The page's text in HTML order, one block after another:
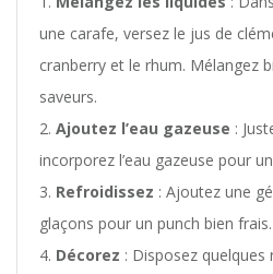
une carafe, versez le jus de
cranberry et le rhum. Mélangez
saveurs.
Ajoutez l’eau gazeuse :
incorporez l’eau gazeuse pour
Refroidissez : Ajoutez une
glaçons pour un punch bien frais.
Décorez : Disposez